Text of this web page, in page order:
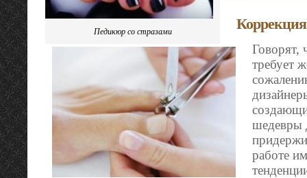
Педикюр со стразами
Говорят,
требует
шедевры
работе